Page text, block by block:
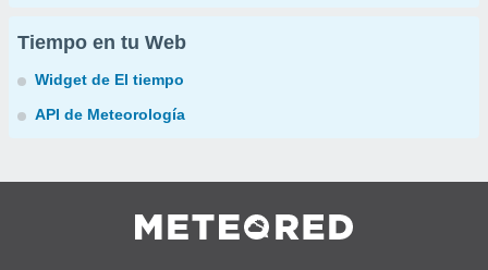
Tiempo en tu Web
Widget de El tiempo
API de Meteorología